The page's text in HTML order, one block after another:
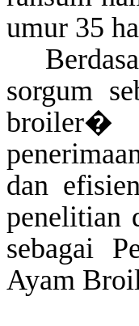
umur 35
sorgum
broiler
dan
penelitian
sebagai
Ayam